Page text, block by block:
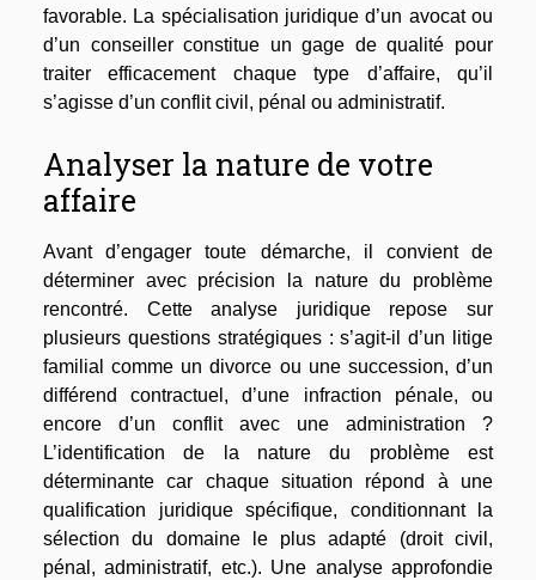
favorable. La spécialisation juridique d’un avocat ou
d’un conseiller constitue un gage de qualité pour
traiter efficacement chaque type d’affaire, qu’il
s’agisse d’un conflit civil, pénal ou administratif.
Analyser la nature de votre
affaire
Avant d’engager toute démarche, il convient de
déterminer avec précision la nature du problème
rencontré. Cette analyse juridique repose sur
plusieurs questions stratégiques : s’agit-il d’un litige
familial comme un divorce ou une succession, d’un
différend contractuel, d’une infraction pénale, ou
encore d’un conflit avec une administration ?
L’identification de la nature du problème est
déterminante car chaque situation répond à une
qualification juridique spécifique, conditionnant la
sélection du domaine le plus adapté (droit civil,
pénal, administratif, etc.). Une analyse approfondie